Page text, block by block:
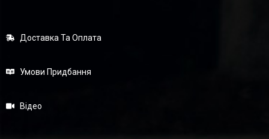
Доставка Та Оплата
Умови Придбання
Відео